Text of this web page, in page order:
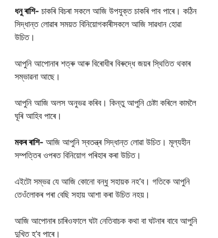
ধনু ৰাশি- চাকৰি বিচৰা সকলে আজি উপযুক্ত চাকৰি পাব পাৰে। কঠিন
সিদ্ধান্ত লোৱাৰ সময়ত বিনিয়োগকাৰীসকলে আজি সাৱধান হোৱা
উচিত।
আপুনি আপোনাৰ শত্ৰু আৰু বিৰোধীৰ বিৰুদ্ধে জয়ৰ স্থিতিত থকাৰ
সম্ভাৱনা আছে।
আপুনি আজি অলস অনুভৱ কৰিব। কিন্তু আপুনি চেষ্টা কৰিলে কামলৈ
ঘূৰি আহিব পাৰে।
মকৰ ৰাশি- আজি আপুনি স্বতন্ত্ৰ সিদ্ধান্ত লোৱা উচিত। মূল্যহীন
সম্পত্তিৰ ওপৰত বিনিয়োগ পৰিহাৰ কৰা উচিত।
এইটো সম্ভৱ যে আজি কোনো বন্ধু সহায়ক নহ’ব। গতিকে আপুনি
তেওঁলোকৰ পৰা বেছি সহায় আশা কৰা উচিত নহয়।
আজি আপোনাৰ চাৰিওফালে ঘটা নেতিবাচক কথা বা ঘটনাৰ বাবে আপুনি
দুখিত হ’ব পাৰে।